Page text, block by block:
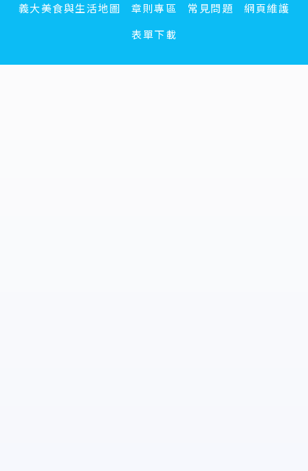
義大美食與生活地圖 章則專區 常見問題
網頁維護
表單下載